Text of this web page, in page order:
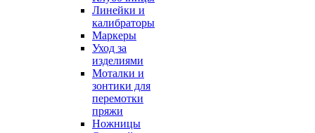
Линейки и
калибраторы
Маркеры
Уход за
изделиями
Моталки и
зонтики для
перемотки
пряжи
Ножницы